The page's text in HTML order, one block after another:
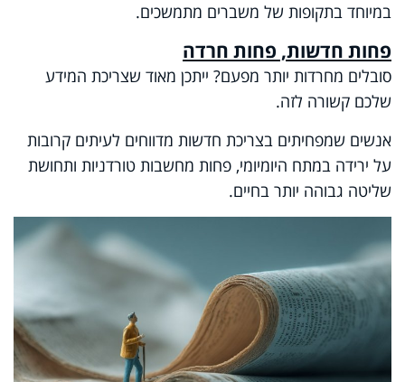
במיוחד בתקופות של משברים מתמשכים.
פחות חדשות, פחות חרדה
סובלים מחרדות יותר מפעם? ייתכן מאוד שצריכת המידע
שלכם קשורה לזה.
אנשים שמפחיתים בצריכת חדשות מדווחים לעיתים קרובות
על ירידה במתח היומיומי, פחות מחשבות טורדניות ותחושת
שליטה גבוהה יותר בחיים.